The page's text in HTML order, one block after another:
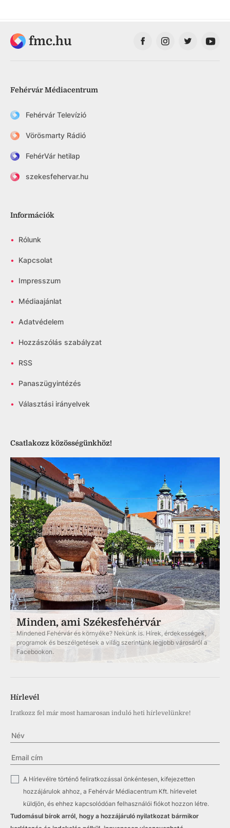
fmc.hu
Fehérvár Médiacentrum
Fehérvár Televízió
Vörösmarty Rádió
FehérVár hetilap
szekesfehervar.hu
Információk
• Rólunk
• Kapcsolat
• Impresszum
• Médiaajánlat
• Adatvédelem
• Hozzászólás szabályzat
• RSS
• Panaszügyintézés
• Választási irányelvek
Csatlakozz közösségünkhöz!
Minden, ami Székesfehérvár
Mindened Fehérvár és környéke? Nekünk is. Hírek, érdekességek,
programok és beszélgetések a világ szerintünk legjobb városáról a
Facebookon.
Hírlevél
Iratkozz fel már most hamarosan induló heti hírlevelünkre!
✓
A Hírlevélre történő feliratkozással önkéntesen, kifejezetten
hozzájárulok ahhoz, a Fehérvár Médiacentrum Kft. hírlevelet
küldjön, és ehhez kapcsolódóan felhasználói fiókot hozzon létre.
Tudomásul bírok arról, hogy a hozzájáruló nyilatkozat bármikor